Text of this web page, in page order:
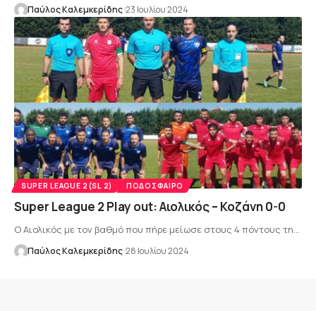
Παύλος Καλεμκερίδης 23 Ιουλίου 2024
SUPER LEAGUE 2(SL 2) ΠΟΔΌΣΦΑΙΡΟ
Super League 2 Play out: Αιολικός – Κοζάνη 0-0
Ο Αιολικός με τον βαθμό που πήρε μείωσε στους 4 πόντους τη…
Παύλος Καλεμκερίδης 28 Ιουλίου 2024